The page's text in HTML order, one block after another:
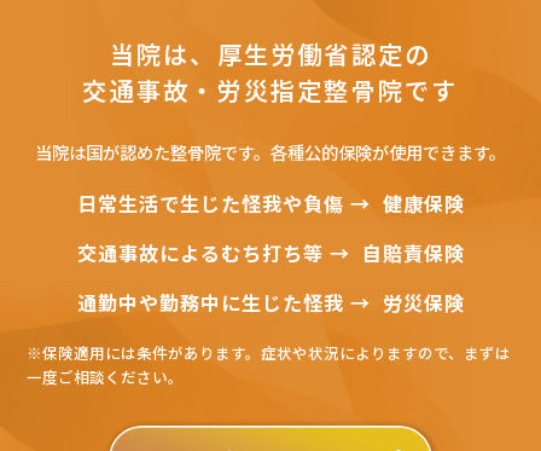
当院は、厚生労働省認定の
交通事故・労災指定整骨院です
当院は国が認めた整骨院です。各種公的保険が使用できます。
日常生活で生じた怪我や負傷 → 健康保険
交通事故によるむち打ち等 → 自賠責保険
通勤中や勤務中に生じた怪我 → 労災保険
※保険適用には条件があります。症状や状況によりますので、まずは
一度ご相談ください。